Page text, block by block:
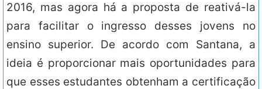
2016, mas agora há a proposta de reativá-la
para facilitar o ingresso desses jovens no
ensino superior. De acordo com Santana, a
ideia é proporcionar mais oportunidades para
que esses estudantes obtenham a certificação